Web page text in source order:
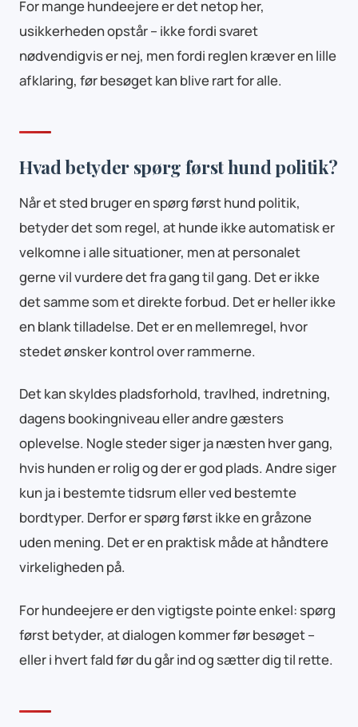
For mange hundeejere er det netop her,
usikkerheden opstår – ikke fordi svaret
nødvendigvis er nej, men fordi reglen kræver en lille
afklaring, før besøget kan blive rart for alle.
Hvad betyder spørg først hund politik?
Når et sted bruger en spørg først hund politik,
betyder det som regel, at hunde ikke automatisk er
velkomne i alle situationer, men at personalet
gerne vil vurdere det fra gang til gang. Det er ikke
det samme som et direkte forbud. Det er heller ikke
en blank tilladelse. Det er en mellemregel, hvor
stedet ønsker kontrol over rammerne.
Det kan skyldes pladsforhold, travlhed, indretning,
dagens bookingniveau eller andre gæsters
oplevelse. Nogle steder siger ja næsten hver gang,
hvis hunden er rolig og der er god plads. Andre siger
kun ja i bestemte tidsrum eller ved bestemte
bordtyper. Derfor er spørg først ikke en gråzone
uden mening. Det er en praktisk måde at håndtere
virkeligheden på.
For hundeejere er den vigtigste pointe enkel: spørg
først betyder, at dialogen kommer før besøget –
eller i hvert fald før du går ind og sætter dig til rette.